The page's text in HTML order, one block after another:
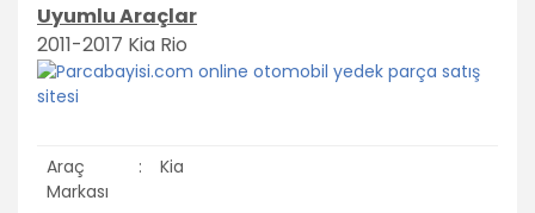
Uyumlu Araçlar
2011-2017 Kia Rio
Araç
Markası
: Kia